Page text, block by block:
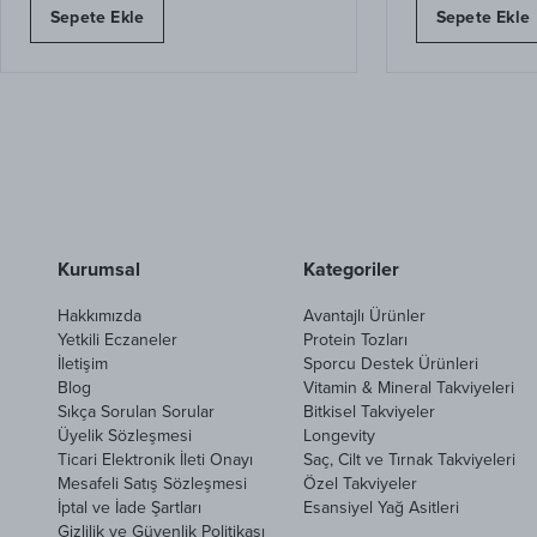
Sepete Ekle Sepete Ekle
Kurumsal
Hakkımızda
Yetkili Eczaneler
İletişim
Blog
Sıkça Sorulan Sorular
Üyelik Sözleşmesi
Ticari Elektronik İleti Onayı
Mesafeli Satış Sözleşmesi
İptal ve İade Şartları
Gizlilik ve Güvenlik Politikası
Kategoriler
Avantajlı Ürünler
Protein Tozları
Sporcu Destek Ürünleri
Vitamin & Mineral Takviyeleri
Bitkisel Takviyeler
Longevity
Saç, Cilt ve Tırnak Takviyeleri
Özel Takviyeler
Esansiyel Yağ Asitleri